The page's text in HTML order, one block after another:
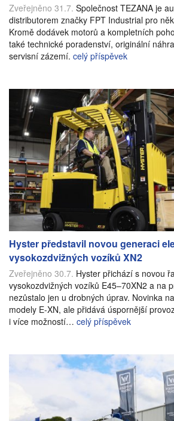
Zveřejněno 31.7. Společnost TEZANA je
distributorem značky FPT Industrial pro
Kromě dodávek motorů a kompletních
také technické poradenství, originální
servisní zázemí. celý příspěvek
Hyster představil novou generaci
vysokozdvižných vozíků XN2
Zveřejněno 30.7. Hyster přichází s novou
vysokozdvižných vozíků E45–70XN2 a na
nezůstalo jen u drobných úprav. Novinka
modely E-XN, ale přidává úspornější
i více možností… celý příspěvek